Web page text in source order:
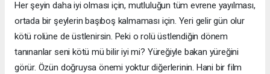
Her şeyin daha iyi olması için, mutluluğun tüm evrene yayılması,
ortada bir şeylerin başıboş kalmaması için. Yeri gelir gün olur
kötü rolüne de üstlenirsin. Peki o rolü üstlendiğin dönem
tanınanlar seni kötü mü bilir iyi mi? Yüreğiyle bakan yüreğini
görür. Özün doğruysa önemi yoktur diğerlerinin. Hani bir film